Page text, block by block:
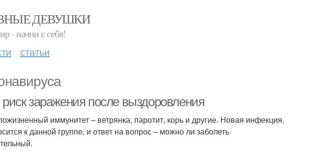
ДЕВУШКИ
- начни с себя!
статьи
заражения после выздоровления
иммунитет – ветрянка, паротит, корь и другие. Новая инфекция,
к данной группе, и ответ на вопрос – можно ли заболеть